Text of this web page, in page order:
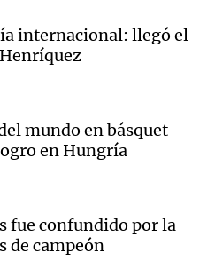
internacional: llegó el
mundo en básquet
en Hungría
fue confundido por la
de campeón